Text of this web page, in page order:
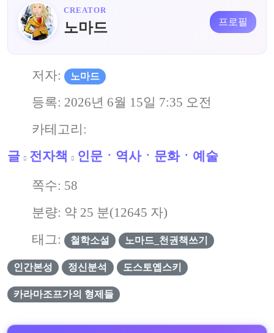
CREATOR
노마드 프로필
저자: 노마드
등록: 2026년 6월 15일 7:35 오전
카테고리:
글
전자책 인문ㆍ역사ㆍ문화ㆍ예술
쪽수: 58
분량: 약 25 분(12645 자)
태그:
철학소설 노마드_천권책쓰기
인간본성 정신분석 도스토옙스키
카라마조프가의 형제들